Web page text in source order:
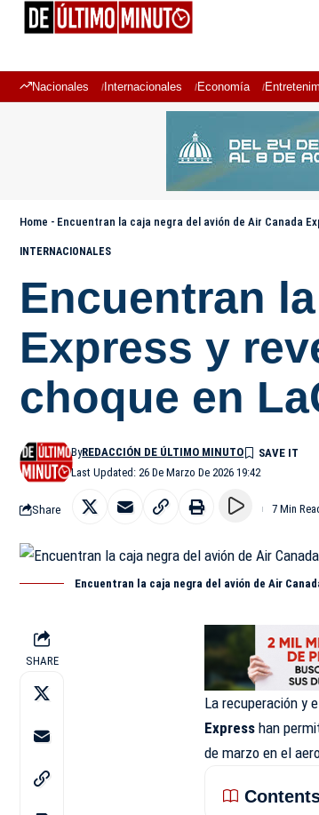
Nacionales Internacionales Economía
Home - Encuentran la caja negra del avión de Air Canada
INTERNACIONALES
Encuentran
Express y
choque en
Last Updated: 26 De Marzo De 2026 19:42
ByREDACCIÓN DE ÚLTIMO MINUTO
Share 7 Min
Encuentran la caja negra del avión de Air
SHARE
La recuperación y
Express han
de marzo en el